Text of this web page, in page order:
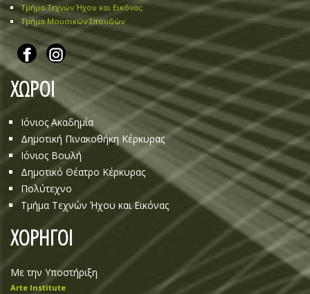
Τμήμα Τεχνών Ήχου και Εικόνας
Τμήμα Μουσικών Σπουδών
ΧΩΡΟΙ
Ιόνιος Ακαδημία
Δημοτική Πινακοθήκη Κέρκυρας
Ιόνιος Βουλή
Δημοτικό Θέατρο Κέρκυρας
Πολύτεχνο
Τμήμα Τεχνών Ήχου και Εικόνας
ΧΟΡΗΓΟΙ
Με την Υποστήριξη
Arte Institute